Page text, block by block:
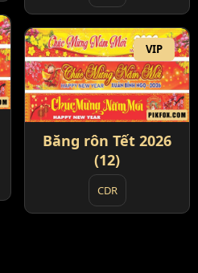
VIP
Băng rôn Tết 2026
(12)
CDR